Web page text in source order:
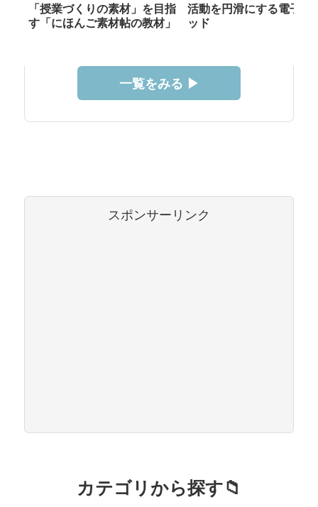
「授業づくりの素材」を目指
す「にほんご素材帖の教材」
活動を円滑にする電子メ
ッド
一覧をみる ▶︎
スポンサーリンク
カテゴリから探す📁